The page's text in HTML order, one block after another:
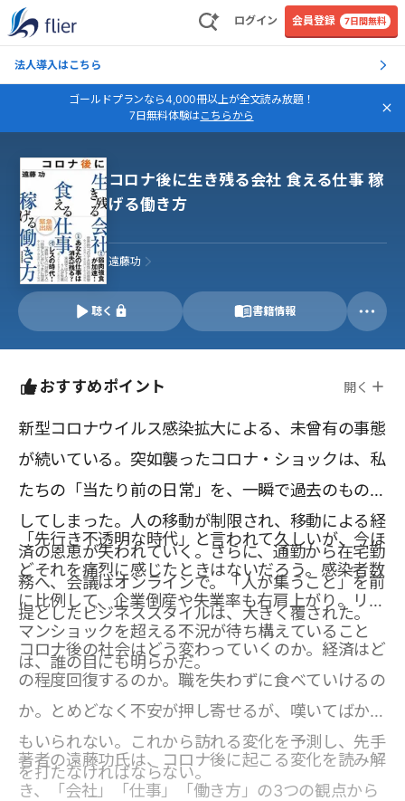
ログイン 会員登録 7日間無料
法人導入はこちら
ゴールドプランなら4,000冊以上が全文読み放題！
7日無料体験はこちらから
コロナ後に生き残る会社 食える仕事 稼
げる働き方
遠藤功
聴く 書籍情報
おすすめポイント 開く
新型コロナウイルス感染拡大による、未曾有の事態
が続いている。突如襲ったコロナ・ショックは、私
たちの「当たり前の日常」を、一瞬で過去のものに
してしまった。人の移動が制限され、移動による経
済の恩恵が失われていく。さらに、通勤から在宅勤
務へ、会議はオンラインで。「人が集うこと」を前
提としたビジネススタイルは、大きく覆された。
「先行き不透明な時代」と言われて久しいが、今ほ
どそれを痛烈に感じたときはないだろう。感染者数
に比例して、企業倒産や失業率も右肩上がり。リー
マンショックを超える不況が待ち構えていること
は、誰の目にも明らかだ。
コロナ後の社会はどう変わっていくのか。経済はど
の程度回復するのか。職を失わずに食べていけるの
か。とめどなく不安が押し寄せるが、嘆いてばかり
もいられない。これから訪れる変化を予測し、先手
を打たなければならない。
著者の遠藤功氏は、コロナ後に起こる変化を読み解
き、「会社」「仕事」「働き方」の3つの観点から